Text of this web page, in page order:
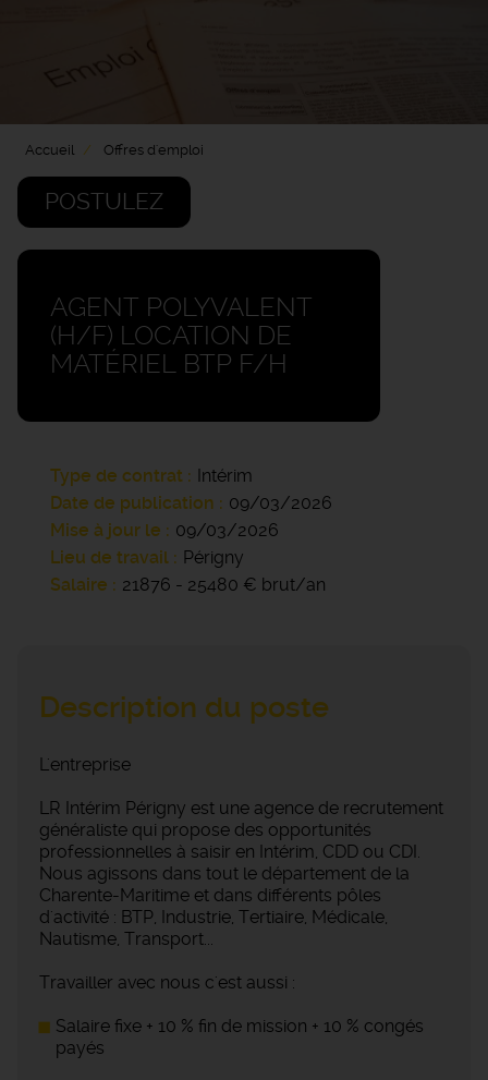
Accueil Offres d'emploi
POSTULEZ
AGENT POLYVALENT
(H/F) LOCATION DE
MATÉRIEL BTP F/H
Type de contrat
Intérim
Date de publication
09/03/2026
Mise à jour le
09/03/2026
Lieu de travail
Périgny
Salaire
21876 - 25480 € brut/an
Description du poste
L'entreprise
LR Intérim Périgny est une agence de recrutement
généraliste qui propose des opportunités
professionnelles à saisir en Intérim, CDD ou CDI.
Nous agissons dans tout le département de la
Charente-Maritime et dans différents pôles
d'activité : BTP, Industrie, Tertiaire, Médicale,
Nautisme, Transport...
Travailler avec nous c'est aussi :
Salaire fixe + 10 % fin de mission + 10 % congés
payés